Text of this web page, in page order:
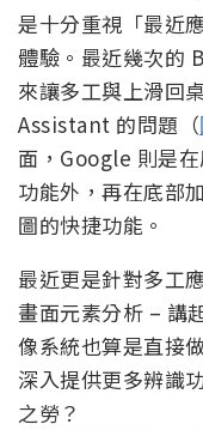
是十分重視「最近
體驗。最近幾次的
來讓多工與上滑回
Assistant 的問題（
面，Google 則是
功能外，再在底部
圖的快捷功能。
最近更是針對多工
畫面元素分析 – 講
像系統也算是直接
深入提供更多辨識
之勞？